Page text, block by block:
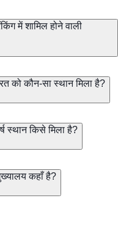
में शामिल होने वाली
को कौन-सा स्थान मिला है?
स्थान किसे मिला है?
कहाँ है?